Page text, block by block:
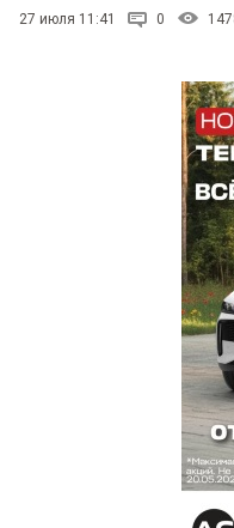
27 июля 11:41 0